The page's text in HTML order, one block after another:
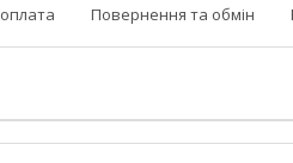
Повернення та обмін